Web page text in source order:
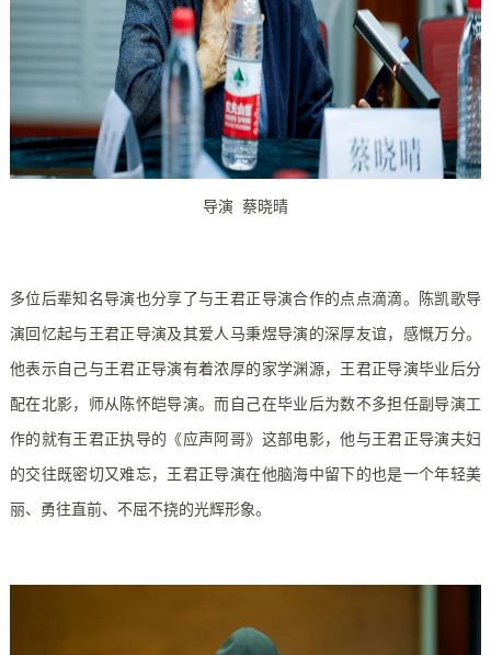
导演 蔡晓晴
多位后辈知名导演也分享了与王君正导演合作的点点滴滴。陈凯歌导
演回忆起与王君正导演及其爱人马秉煜导演的深厚友谊，感慨万分。
他表示自己与王君正导演有着浓厚的家学渊源，王君正导演毕业后分
配在北影，师从陈怀皑导演。而自己在毕业后为数不多担任副导演工
作的就有王君正执导的《应声阿哥》这部电影，他与王君正导演夫妇
的交往既密切又难忘，王君正导演在他脑海中留下的也是一个年轻美
丽、勇往直前、不屈不挠的光辉形象。